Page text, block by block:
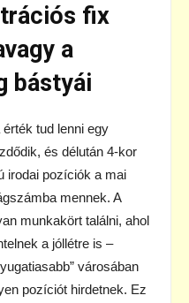
fix
a
bástyái
tud lenni egy
és délután 4-kor
irodai pozíciók a mai
mennek. A
munkakört találni, ahol
a jóllétre is –
városában
pozíciót hirdetnek. Ez